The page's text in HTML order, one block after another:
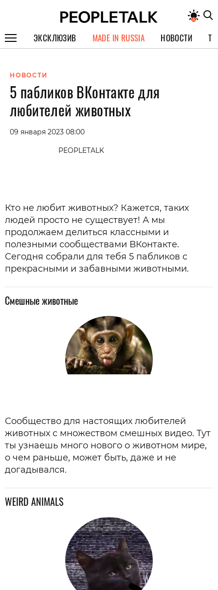
ЭКСКЛЮЗИВ
СПЕЦПРОЕКТЫ
ИНТЕРВЬЮ
ПОКОЛЕНИЕ
MADE IN RUSSIA НОВОСТИ
НОВОСТИ
5 пабликов ВКонтакте для
любителей животных
09 января 2023 08:00
PEOPLETALK
Кто не любит животных? Кажется, таких
людей просто не существует! А мы
продолжаем делиться классными и
полезными сообществами ВКонтакте.
Сегодня собрали для тебя 5 пабликов с
прекрасными и забавными животными.
Смешные животные
Сообщество для настоящих любителей
животных с множеством смешных видео. Тут
ты узнаешь много нового о животном мире,
о чем раньше, может быть, даже и не
догадывался.
WEIRD ANIMALS